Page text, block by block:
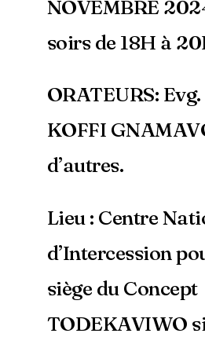
NOVEMBRE
soirs de 18H à
ORATEURS:
KOFFI
d’autres.
Lieu : Centre
d’Intercession
siège du Concept
TODEKAVIWO